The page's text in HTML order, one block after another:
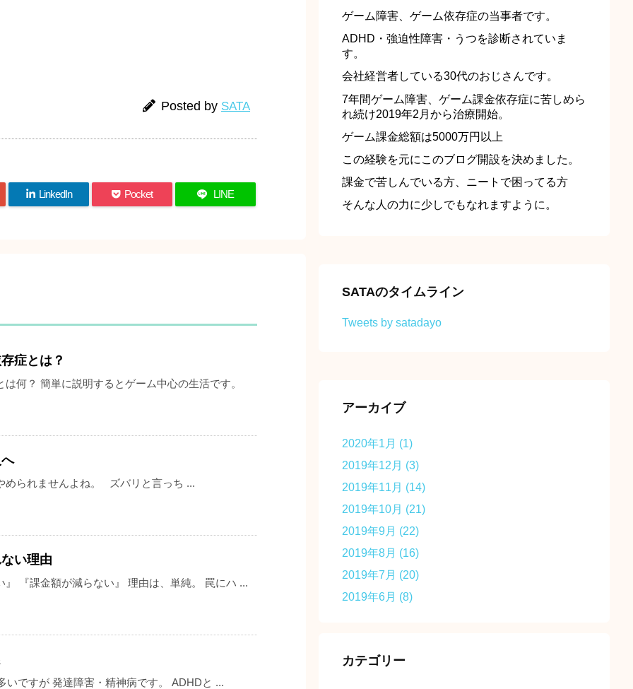
Posted by SATA
LinkedIn Pocket LINE
症とは？
何？ 簡単に説明するとゲーム中心の生活です。
められませんよね。 ズバリと言っち ...
い理由
『課金額が減らない』 理由は、単純。 罠にハ ...
いですが 発達障害・精神病です。 ADHDと ...
ゲーム障害、ゲーム依存症の当事者です。
ADHD・強迫性障害・うつを診断されていま
す。
会社経営者している30代のおじさんです。
7年間ゲーム障害、ゲーム課金依存症に苦しめら
れ続け2019年2月から治療開始。
ゲーム課金総額は5000万円以上
この経験を元にこのブログ開設を決めました。
課金で苦しんでいる方、ニートで困ってる方
そんな人の力に少しでもなれますように。
SATAのタイムライン
Tweets by satadayo
アーカイブ
2020年1月 (1)
2019年12月 (3)
2019年11月 (14)
2019年10月 (21)
2019年9月 (22)
2019年8月 (16)
2019年7月 (20)
2019年6月 (8)
カテゴリー